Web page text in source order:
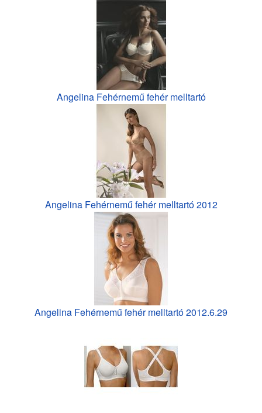
Angelina Fehérnemű fehér melltartó
Angelina Fehérnemű fehér melltartó 2012
Angelina Fehérnemű fehér melltartó 2012.6.29